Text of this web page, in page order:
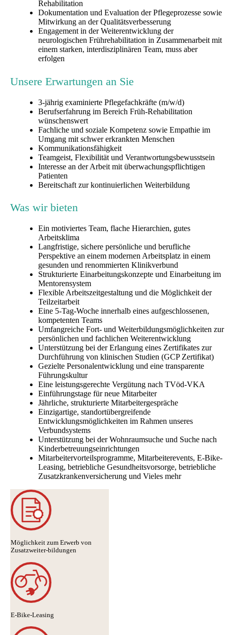
Rehabilitation
Dokumentation und Evaluation der Pflegeprozesse sowie
Mitwirkung an der Qualitätsverbesserung
Engagement in der Weiterentwicklung der
neurologischen Frührehabilitation in Zusammenarbeit mit
einem starken, interdisziplinären Team, muss aber
erfolgen
Unsere Erwartungen an Sie
3-jährig examinierte Pflegefachkräfte (m/w/d)
Berufserfahrung im Bereich Früh-Rehabilitation
wünschenswert
Fachliche und soziale Kompetenz sowie Empathie im
Umgang mit schwer erkrankten Menschen
Kommunikationsfähigkeit
Teamgeist, Flexibilität und Verantwortungsbewusstsein
Interesse an der Arbeit mit überwachungspflichtigen
Patienten
Bereitschaft zur kontinuierlichen Weiterbildung
Was wir bieten
Ein motiviertes Team, flache Hierarchien, gutes
Arbeitsklima
Langfristige, sichere persönliche und berufliche
Perspektive an einem modernen Arbeitsplatz in einem
gesunden und renommierten Klinikverbund
Strukturierte Einarbeitungskonzepte und Einarbeitung im
Mentorensystem
Flexible Arbeitszeitgestaltung und die Möglichkeit der
Teilzeitarbeit
Eine 5-Tag-Woche innerhalb eines aufgeschlossenen,
kompetenten Teams
Umfangreiche Fort- und Weiterbildungsmöglichkeiten zur
persönlichen und fachlichen Weiterentwicklung
Unterstützung bei der Erlangung eines Zertifikates zur
Durchführung von klinischen Studien (GCP Zertifikat)
Gezielte Personalentwicklung und eine transparente
Führungskultur
Eine leistungsgerechte Vergütung nach TVöd-VKA
Einführungstage für neue Mitarbeiter
Jährliche, strukturierte Mitarbeitergespräche
Einzigartige, standortübergreifende
Entwicklungsmöglichkeiten im Rahmen unseres
Verbundsystems
Unterstützung bei der Wohnraumsuche und Suche nach
Kinderbetreuungseinrichtungen
Mitarbeitervorteilsprogramme, Mitarbeiterevents, E-Bike-
Leasing, betriebliche Gesundheitsvorsorge, betriebliche
Zusatzkrankenversicherung und Vieles mehr
Möglichkeit zum Erwerb von
Zusatzweiter-bildungen
E-Bike-Leasing